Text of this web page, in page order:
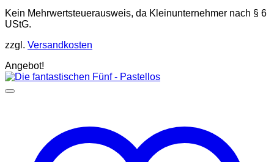
Kein Mehrwertsteuerausweis, da Kleinunternehmer nach § 6
UStG.
zzgl. Versandkosten
Angebot!